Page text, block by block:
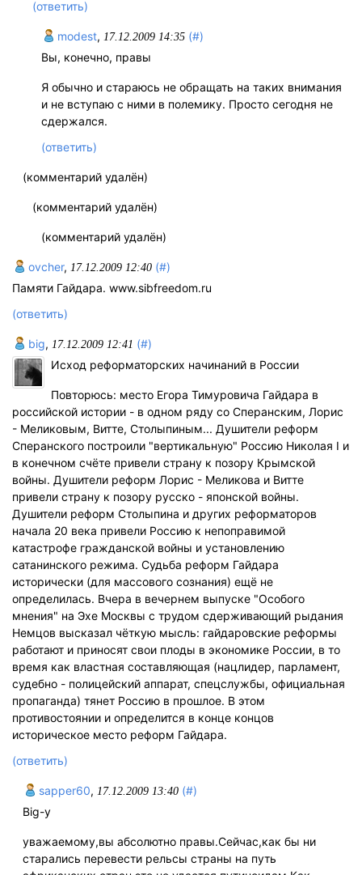
(ответить)
modest, 17.12.2009 14:35 (#)
Вы, конечно, правы
Я обычно и стараюсь не обращать на таких внимания
и не вступаю с ними в полемику. Просто сегодня не
сдержался.
(ответить)
(комментарий удалён)
(комментарий удалён)
(комментарий удалён)
ovcher, 17.12.2009 12:40 (#)
Памяти Гайдара. www.sibfreedom.ru
(ответить)
big, 17.12.2009 12:41 (#)
Исход реформаторских начинаний в России
Повторюсь: место Егора Тимуровича Гайдара в
российской истории - в одном ряду со Сперанским, Лорис
- Меликовым, Витте, Столыпиным... Душители реформ
Сперанского построили "вертикальную" Россию Николая I и
в конечном счёте привели страну к позору Крымской
войны. Душители реформ Лорис - Меликова и Витте
привели страну к позору русско - японской войны.
Душители реформ Столыпина и других реформаторов
начала 20 века привели Россию к непоправимой
катастрофе гражданской войны и установлению
сатанинского режима. Судьба реформ Гайдара
исторически (для массового сознания) ещё не
определилась. Вчера в вечернем выпуске "Особого
мнения" на Эхе Москвы с трудом сдерживающий рыдания
Немцов высказал чёткую мысль: гайдаровские реформы
работают и приносят свои плоды в экономике России, в то
время как властная составляющая (нацлидер, парламент,
судебно - полицейский аппарат, спецслужбы, официальная
пропаганда) тянет Россию в прошлое. В этом
противостоянии и определится в конце концов
историческое место реформ Гайдара.
(ответить)
sapper60, 17.12.2009 13:40 (#)
Big-у
уважаемому,вы абсолютно правы.Сейчас,как бы ни
старались перевести рельсы страны на путь